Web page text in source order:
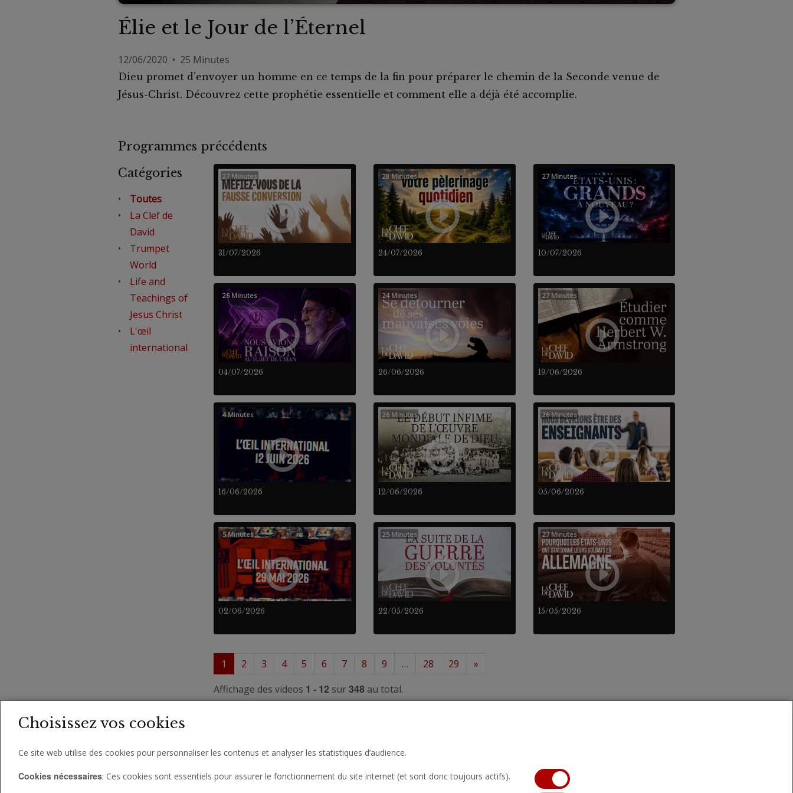
Élie et le Jour de l’Éternel
12/06/2020 • 25 Minutes
Dieu promet d’envoyer un homme en ce temps de la fin pour préparer le chemin de la Seconde venue de
Jésus-Christ. Découvrez cette prophétie essentielle et comment elle a déjà été accomplie.
Programmes précédents
Catégories
Toutes
La Clef de
David
Trumpet
World
Life and
Teachings of
Jesus Christ
L'œil
international
31/07/2026
27 Minutes
24/07/2026
28 Minutes
10/07/2026
27 Minutes
04/07/2026
26 Minutes
26/06/2026
24 Minutes
19/06/2026
27 Minutes
16/06/2026
4 Minutes
12/06/2026
26 Minutes
05/06/2026
26 Minutes
02/06/2026
5 Minutes
22/05/2026
25 Minutes
15/05/2026
27 Minutes
1 2 3 4 5 6 7 8 9 … 28 29
»
Affichage des videos 1 - 12 sur348au total.
Choisissez vos cookies
Ce site web utilise des cookies pour personnaliser les contenus et analyser les statistiques d’audience.
Cookies nécessaires: Ces cookies sont essentiels pour assurer le fonctionnement du site internet (et sont donc toujours actifs).